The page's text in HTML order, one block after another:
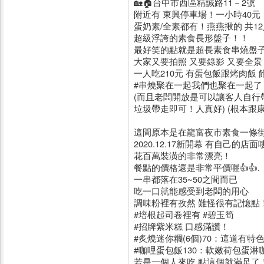
附近有 東興停車場！一小時40元
蛋奶素/全素都有！燕燕揪的 共
超級浮誇的素食長形盤子！！
最好笑的點就是超長素食串燒盤
大家又要拍照 又要錄影 又要全
一人吃210元 有蛋包飯跟烤肉飯
#串燒聚在一起我們也聚在一起了
(而且老闆開放是可以讓客人自行
垃圾帶走即可！人真好) (根本跟
這間原本是在龍富夜市素食一條
2020.12.17新開幕 有自己的店面
花百萬裝潢的非常漂亮！
餐點的價格還是非常平價喔👍👍.
一串都落在35~50之間而已
吃一口就能感受到老闆的用心
調味粉裡有孜然 難怪很有記憶點
#培根起司卷裡有 #碧玉筍
#招牌紫米糕 口感滿讚！
#炙燒迷你糰(6個)70：這道有特
#咖哩蛋包飯130：軟嫩荷包蛋淋
若是一個人來吃 點這個就滿足了